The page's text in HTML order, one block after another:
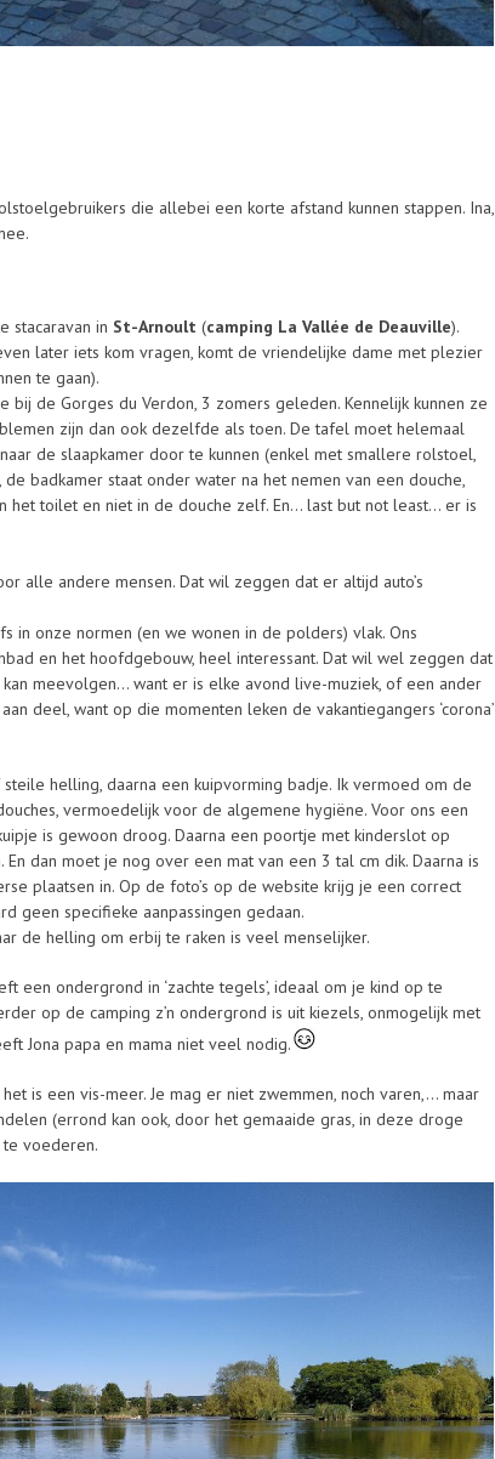
die allebei een korte afstand kunnen stappen. Ina,
stacaravan in St-Arnoult (camping La Vallée de Deauville).
later iets kom vragen, komt de vriendelijke dame met plezier
te gaan).
bij de Gorges du Verdon, 3 zomers geleden. Kennelijk kunnen ze
zijn dan ook dezelfde als toen. De tafel moet helemaal
de slaapkamer door te kunnen (enkel met smallere rolstoel,
badkamer staat onder water na het nemen van een douche,
het toilet en niet in de douche zelf. En… last but not least… er is
alle andere mensen. Dat wil zeggen dat er altijd auto’s
in onze normen (en we wonen in de polders) vlak. Ons
en het hoofdgebouw, heel interessant. Dat wil wel zeggen dat
meevolgen… want er is elke avond live-muziek, of een ander
deel, want op die momenten leken de vakantiegangers ‘corona’
helling, daarna een kuipvorming badje. Ik vermoed om de
vermoedelijk voor de algemene hygiëne. Voor ons een
is gewoon droog. Daarna een poortje met kinderslot op
dan moet je nog over een mat van een 3 tal cm dik. Daarna is
plaatsen in. Op de foto’s op de website krijg je een correct
geen specifieke aanpassingen gedaan.
de helling om erbij te raken is veel menselijker.
een ondergrond in ‘zachte tegels’, ideaal om je kind op te
op de camping z’n ondergrond is uit kiezels, onmogelijk met
Jona papa en mama niet veel nodig.
is een vis-meer. Je mag er niet zwemmen, noch varen,… maar
(errond kan ook, door het gemaaide gras, in deze droge
voederen.